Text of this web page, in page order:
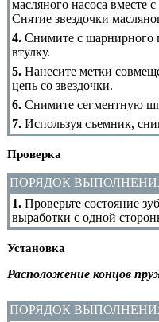
масляного насоса вместе
Снятие звездочки
4. Снимите с шарнирного
втулку.
5. Нанесите метки
цепь со звездочки.
6. Снимите сегментную
7. Используя съемник,
Проверка
ПОРЯДОК
1. Проверьте состояние
выработки с одной
Установка
Расположение концов
ПОРЯДОК